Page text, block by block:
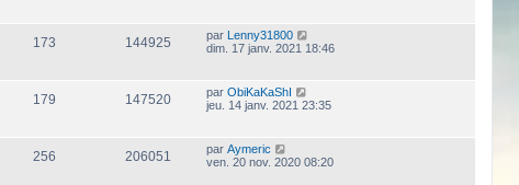
173 144925 par Lenny31800
dim. 17 janv. 2021 18:46
179 147520 par ObiKaKaShI
jeu. 14 janv. 2021 23:35
256 206051 par Aymeric
ven. 20 nov. 2020 08:20